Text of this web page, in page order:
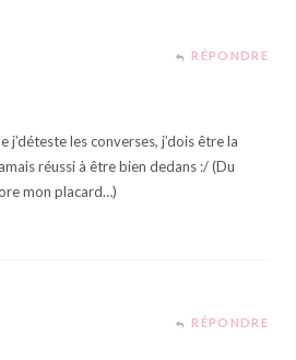
RÉPONDRE
j’déteste les converses, j’dois être la
réussi à être bien dedans :/ (Du
mon placard…)
RÉPONDRE